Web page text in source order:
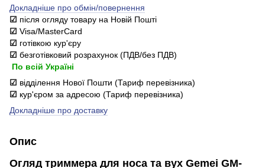
Докладніше про обмін/повернення
☑ після огляду товару на Новій Пошті
☑ Visa/MasterCard
☑ готівкою кур'єру
☑ безготівковий розрахунок (ПДВ/без ПДВ)
По всій Україні
☑ відділення Нової Пошти (Тариф перевізника)
☑ кур'єром за адресою (Тариф перевізника)
Докладніше про доставку
Опис
Огляд триммера для носа та вух Gemei GM-